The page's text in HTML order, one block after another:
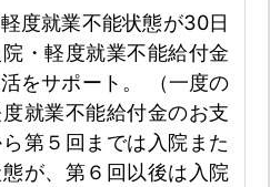
度就業不能状態が30日
・軽度就業不能給付金
をサポート。 （一度の
就業不能給付金のお支
第５回までは入院また
が、第６回以後は入院